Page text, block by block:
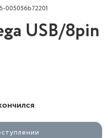
005056b72201
USB/8pin